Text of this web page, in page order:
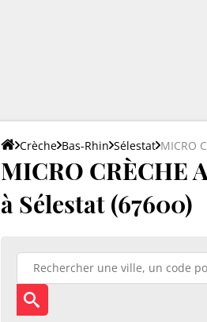
Crèche Bas-Rhin Sélestat MICRO
MICRO CRÈCHE
à Sélestat (67600)